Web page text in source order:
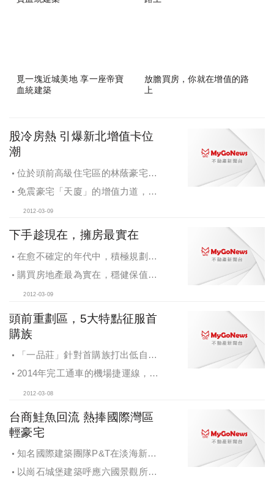
覓一塊近城美地 享一座帝寶
血統建築
放膽買房，你就在增值的路
上
股冷房熱 引爆新北增值卡位
潮
位於頭前高級住宅區的林蔭豪宅
「一品莊」享受緊鄰商業區與捷運之
免震豪宅「天廈」的增值力道，除
國際知名團隊P&T，為頂級生活加值
2012-03-09
下手趁現在，擁房最實在
在愈不確定的年代中，積極規劃、
創造未來資產，仍舊是人生加值的必
購買房地產最為實在，穩健保值，
2012-03-09
頭前重劃區，5大特點征服首
購族
「一品莊」針對首購族打出低自備
款及工程期零付款的優惠條件
2014年完工通車的機場捷運線，將
起的漲勢
2012-03-08
台商鮭魚回流 熱捧國際灣區
輕豪宅
知名國際建築團隊P&T在淡海新市
鎮的首件作品，就是新古典風格建案
以崗石城堡建築呼應六國景觀所打